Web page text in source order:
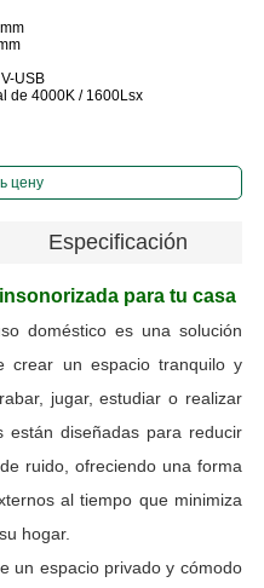
USB
de 4000K / 1600Lsx
цену
Especificación
para tu casa
doméstico es una solución
crear un espacio tranquilo y
jugar, estudiar o realizar
están diseñadas para reducir
ruido, ofreciendo una forma
al tiempo que minimiza
hogar.
un espacio privado y cómodo